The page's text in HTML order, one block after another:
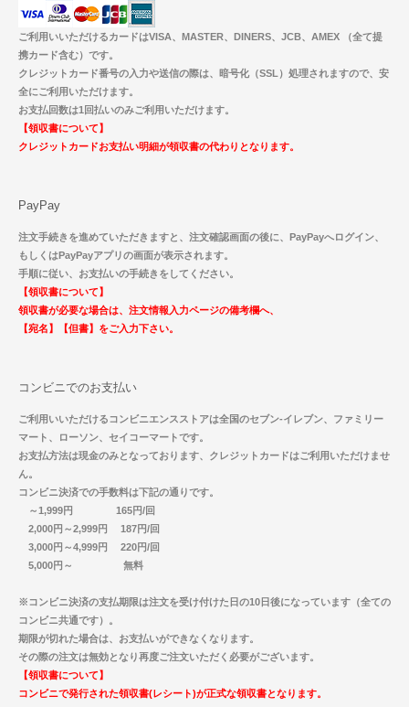
ご利用いいただけるカードはVISA、MASTER、DINERS、JCB、AMEX （全て提
携カード含む）です。
クレジットカード番号の入力や送信の際は、暗号化（SSL）処理されますので、安
全にご利用いただけます。
お支払回数は1回払いのみご利用いただけます。
【領収書について】
クレジットカードお支払い明細が領収書の代わりとなります。
PayPay
注文手続きを進めていただきますと、注文確認画面の後に、PayPayへログイン、
もしくはPayPayアプリの画面が表示されます。
手順に従い、お支払いの手続きをしてください。
【領収書について】
領収書が必要な場合は、注文情報入力ページの備考欄へ、
【宛名】【但書】をご入力下さい。
コンビニでのお支払い
ご利用いいただけるコンビニエンスストアは全国のセブン-イレブン、ファミリー
マート、ローソン、セイコーマートです。
お支払方法は現金のみとなっております、クレジットカードはご利用いただけませ
ん。
コンビニ決済での手数料は下記の通りです。
～1,999円 165円/回
2,000円～2,999円 187円/回
3,000円～4,999円 220円/回
5,000円～ 無料
※コンビニ決済の支払期限は注文を受け付けた日の10日後になっています（全ての
コンビニ共通です）。
期限が切れた場合は、お支払いができなくなります。
その際の注文は無効となり再度ご注文いただく必要がございます。
【領収書について】
コンビニで発行された領収書(レシート)が正式な領収書となります。